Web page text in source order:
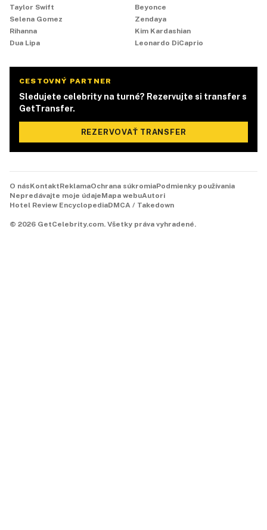
Taylor Swift
Beyonce
Selena Gomez
Zendaya
Rihanna
Kim Kardashian
Dua Lipa
Leonardo DiCaprio
CESTOVNÝ PARTNER
Sledujete celebrity na turné? Rezervujte si transfer s
GetTransfer.
REZERVOVAŤ TRANSFER
O násKontaktReklamaOchrana súkromiaPodmienky používania
Nepredávajte moje údajeMapa webuAutori
Hotel Review EncyclopediaDMCA / Takedown
© 2026 GetCelebrity.com. Všetky práva vyhradené.